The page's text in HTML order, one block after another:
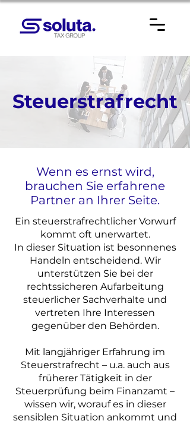
Steuerstrafrecht
Wenn es ernst wird,
brauchen Sie erfahrene
Partner an Ihrer Seite.
Ein steuerstrafrechtlicher Vorwurf
kommt oft unerwartet.
In dieser Situation ist besonnenes
Handeln entscheidend. Wir
unterstützen Sie bei der
rechtssicheren Aufarbeitung
steuerlicher Sachverhalte und
vertreten Ihre Interessen
gegenüber den Behörden.
Mit langjähriger Erfahrung im
Steuerstrafrecht – u.a. auch aus
früherer Tätigkeit in der
Steuerprüfung beim Finanzamt –
wissen wir, worauf es in dieser
sensiblen Situation ankommt und